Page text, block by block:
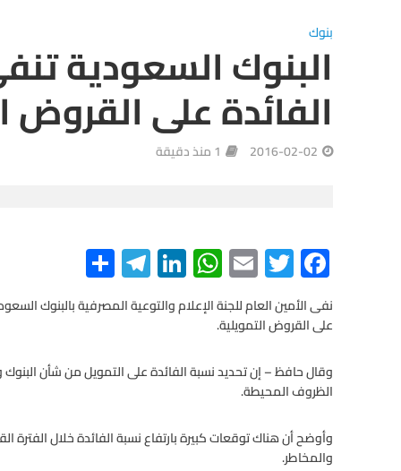
بنوك
البنوك السعودية
الفائدة على القروض
2016-02-02 1 منذ دقيقة
F
ac
e
b
o
o
k
T
wi
tt
er
E
m
ail
W
h
at
A
p
Li
n
ke
n
Te
le
gr
m
S
h
ar
نفى الأمين العام للجنة الإعلام والتوعية المصرفية بالبنوك
على القروض التمويلية.
وقال حافظ – إن تحديد نسبة الفائدة على التمويل من شأن
الظروف المحيطة.
وأوضح أن هناك توقعات كبيرة بارتفاع نسبة الفائدة خلال
والمخاطر.